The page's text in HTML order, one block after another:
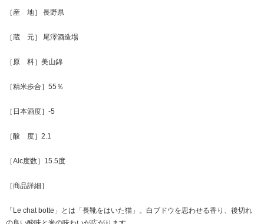
［産 地］ 長野県
［蔵 元］ 尾澤酒造場
［原 料］美山錦
［精米歩合］55％
［日本酒度］-5
［酸 度］2.1
［Alc度数］15.5度
［商品詳細］
「Le chat botte」とは「長靴をはいた猫」。白ブドウを思わせる香り、後切れ